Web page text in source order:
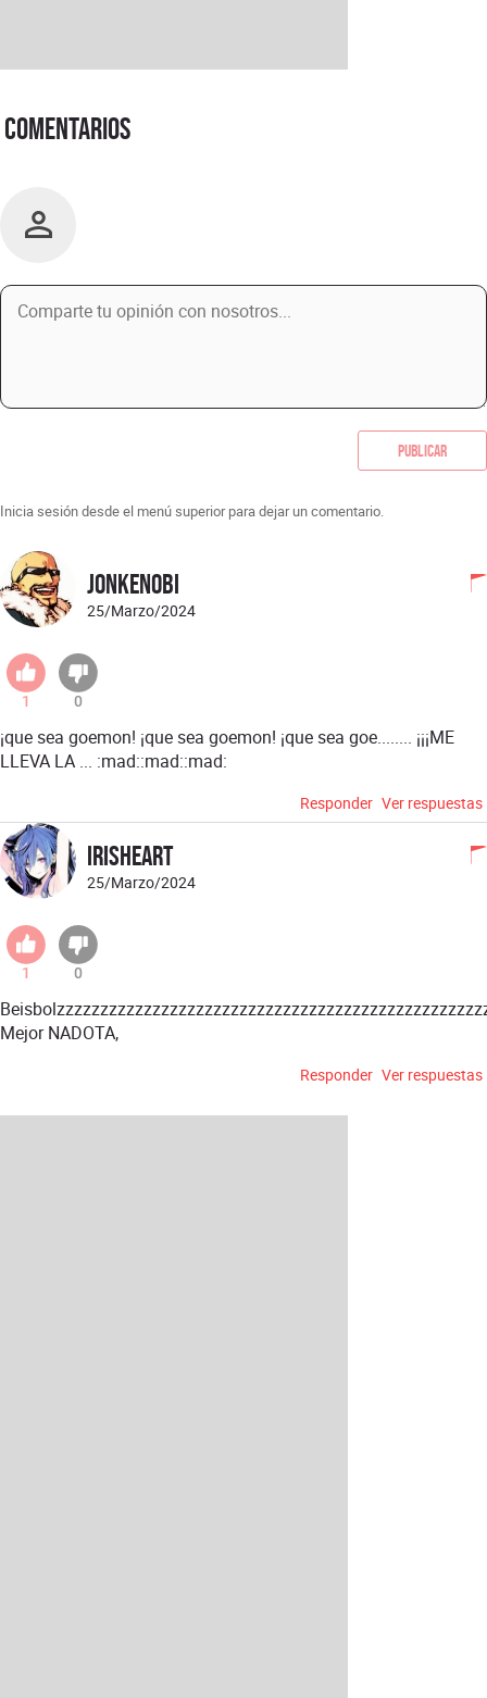
Comentarios
Publicar
Inicia sesión desde el menú superior para dejar un comentario.
jonkenobi
25/Marzo/2024
1 0
¡que sea goemon! ¡que sea goemon! ¡que sea goe........ ¡¡¡ME
LLEVA LA ... :mad::mad::mad:
Responder Ver respuestas
IrisHeart
25/Marzo/2024
1 0
Mejor NADOTA,
Responder Ver respuestas